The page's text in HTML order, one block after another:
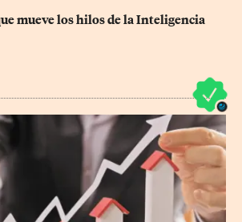
mueve los hilos de la Inteligencia